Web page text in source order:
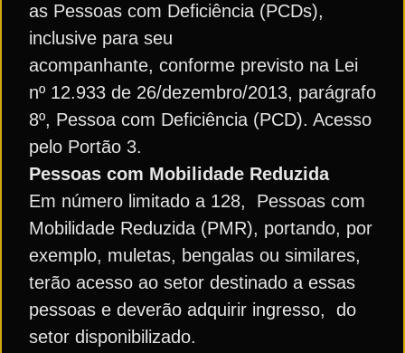
as Pessoas com Deficiência (PCDs),
inclusive para seu
acompanhante, conforme previsto na Lei
nº 12.933 de 26/dezembro/2013, parágrafo
8º, Pessoa com Deficiência (PCD). Acesso
pelo Portão 3.
Pessoas com Mobilidade Reduzida
Em número limitado a 128, Pessoas com
Mobilidade Reduzida (PMR), portando, por
exemplo, muletas, bengalas ou similares,
terão acesso ao setor destinado a essas
pessoas e deverão adquirir ingresso, do
setor disponibilizado.